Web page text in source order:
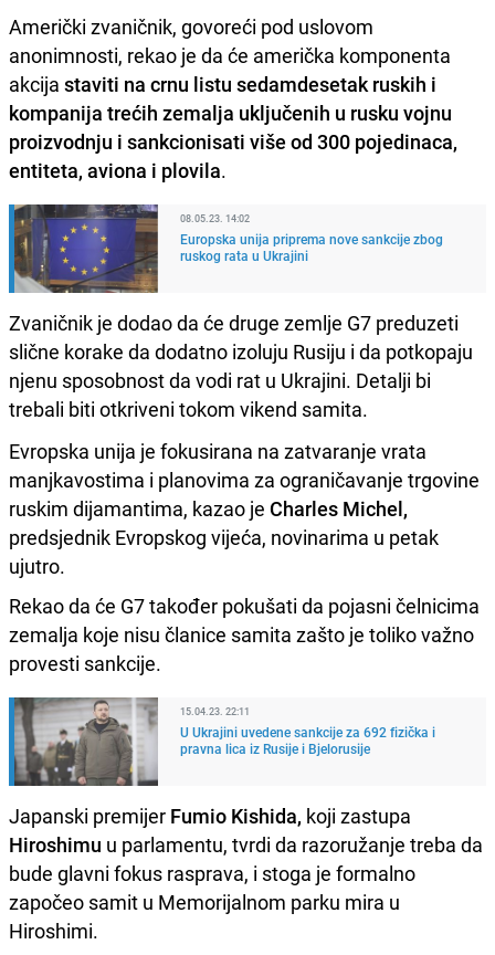
Američki zvaničnik, govoreći pod uslovom
anonimnosti, rekao je da će američka komponenta
akcija staviti na crnu listu sedamdesetak ruskih i
kompanija trećih zemalja uključenih u rusku vojnu
proizvodnju i sankcionisati više od 300 pojedinaca,
entiteta, aviona i plovila.
08.05.23. 14:02
Europska unija priprema nove sankcije zbog
ruskog rata u Ukrajini
Zvaničnik je dodao da će druge zemlje G7 preduzeti
slične korake da dodatno izoluju Rusiju i da potkopaju
njenu sposobnost da vodi rat u Ukrajini. Detalji bi
trebali biti otkriveni tokom vikend samita.
Evropska unija je fokusirana na zatvaranje vrata
manjkavostima i planovima za ograničavanje trgovine
ruskim dijamantima, kazao je Charles Michel,
predsjednik Evropskog vijeća, novinarima u petak
ujutro.
Rekao da će G7 također pokušati da pojasni čelnicima
zemalja koje nisu članice samita zašto je toliko važno
provesti sankcije.
15.04.23. 22:11
U Ukrajini uvedene sankcije za 692 fizička i
pravna lica iz Rusije i Bjelorusije
Japanski premijer Fumio Kishida, koji zastupa
Hiroshimu u parlamentu, tvrdi da razoružanje treba da
bude glavni fokus rasprava, i stoga je formalno
započeo samit u Memorijalnom parku mira u
Hiroshimi.